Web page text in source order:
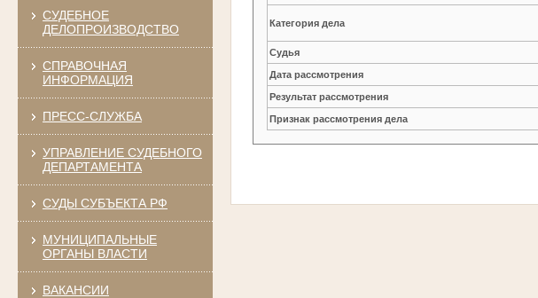
СУДЕБНОЕ
ДЕЛОПРОИЗВОДСТВО
СПРАВОЧНАЯ
ИНФОРМАЦИЯ
ПРЕСС-СЛУЖБА
УПРАВЛЕНИЕ СУДЕБНОГО
ДЕПАРТАМЕНТА
СУДЫ СУБЪЕКТА РФ
МУНИЦИПАЛЬНЫЕ
ОРГАНЫ ВЛАСТИ
ВАКАНСИИ
Категория дела
Судья
Дата рассмотрения
Результат рассмотрения
Признак рассмотрения дела